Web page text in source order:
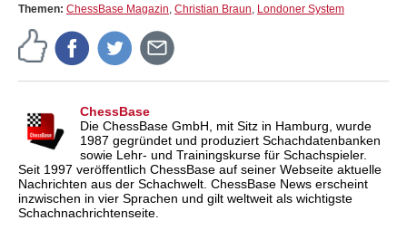
Themen: ChessBase Magazin, Christian Braun, Londoner System
ChessBase
Die ChessBase GmbH, mit Sitz in Hamburg, wurde
1987 gegründet und produziert Schachdatenbanken
sowie Lehr- und Trainingskurse für Schachspieler.
Seit 1997 veröffentlich ChessBase auf seiner Webseite aktuelle
Nachrichten aus der Schachwelt. ChessBase News erscheint
inzwischen in vier Sprachen und gilt weltweit als wichtigste
Schachnachrichtenseite.